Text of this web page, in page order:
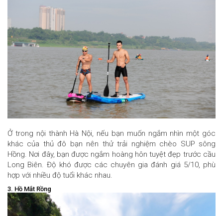
Ở trong nội thành Hà Nội, nếu bạn muốn ngắm nhìn một góc
khác của thủ đô bạn nên thử trải nghiệm chèo SUP sông
Hồng. Nơi đây, bạn được ngắm hoàng hôn tuyệt đẹp trước cầu
Long Biên. Độ khó được các chuyên gia đánh giá 5/10, phù
hợp với nhiều độ tuổi khác nhau.
3. Hồ Mắt Rồng